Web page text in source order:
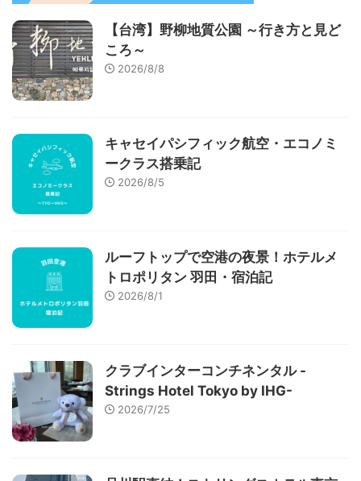
【台湾】野柳地質公園 ～行き方と見ど
ころ～
2026/8/8
キャセイパシフィック航空・エコノミ
ークラス搭乗記
2026/8/5
ルーフトップで空港の夜景！ホテルメ
トロポリタン 羽田・宿泊記
2026/8/1
クラブインターコンチネンタル -
Strings Hotel Tokyo by IHG-
2026/7/25